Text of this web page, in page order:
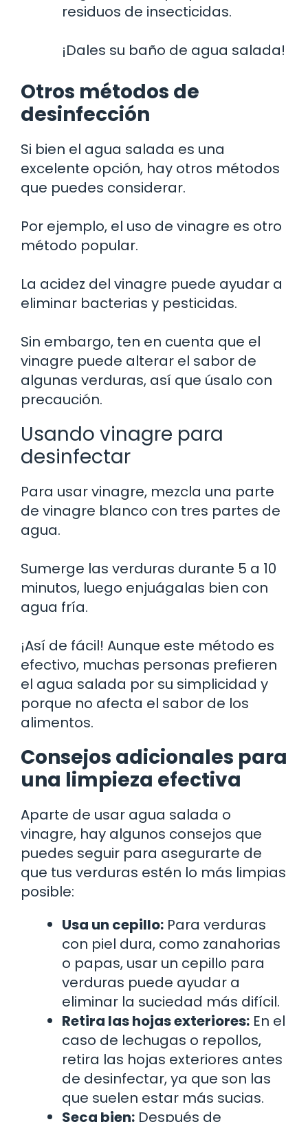
residuos de insecticidas.
¡Dales su baño de agua salada!
Otros métodos de
desinfección
Si bien el agua salada es una
excelente opción, hay otros métodos
que puedes considerar.
Por ejemplo, el uso de vinagre es otro
método popular.
La acidez del vinagre puede ayudar a
eliminar bacterias y pesticidas.
Sin embargo, ten en cuenta que el
vinagre puede alterar el sabor de
algunas verduras, así que úsalo con
precaución.
Usando vinagre para
desinfectar
Para usar vinagre, mezcla una parte
de vinagre blanco con tres partes de
agua.
Sumerge las verduras durante 5 a 10
minutos, luego enjuágalas bien con
agua fría.
¡Así de fácil! Aunque este método es
efectivo, muchas personas prefieren
el agua salada por su simplicidad y
porque no afecta el sabor de los
alimentos.
Consejos adicionales para
una limpieza efectiva
Aparte de usar agua salada o
vinagre, hay algunos consejos que
puedes seguir para asegurarte de
que tus verduras estén lo más limpias
posible:
Usa un cepillo: Para verduras
con piel dura, como zanahorias
o papas, usar un cepillo para
verduras puede ayudar a
eliminar la suciedad más difícil.
Retira las hojas exteriores: En el
caso de lechugas o repollos,
retira las hojas exteriores antes
de desinfectar, ya que son las
que suelen estar más sucias.
Seca bien: Después de